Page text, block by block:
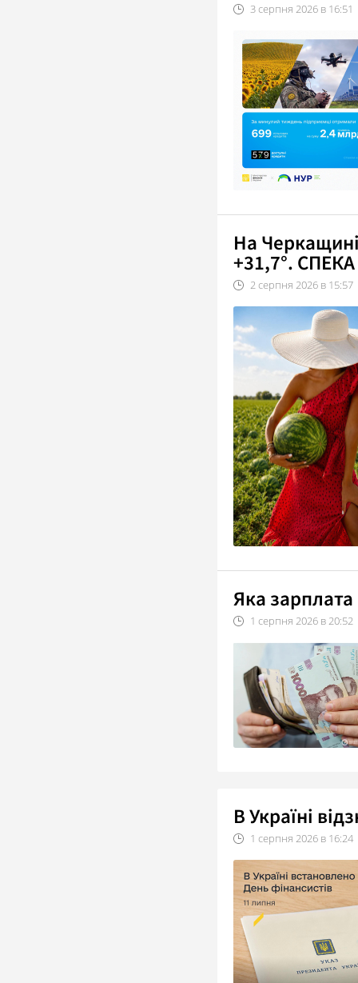
3серпня 2026 в 16:51
На
+31,7°.
2 серпня 2026 в 15:57
Яка
1 серпня 2026 в 20:52
В Україні
1 серпня 2026 в 16:24